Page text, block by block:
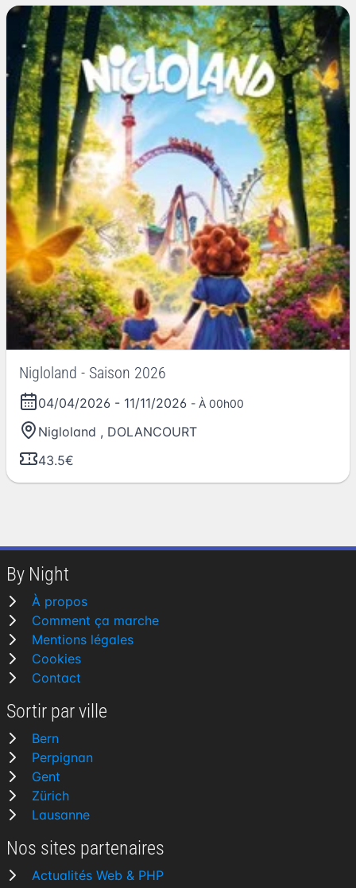
Nigloland - Saison 2026
04/04/2026 - 11/11/2026 - À 00h00
Nigloland , DOLANCOURT
43.5€
By Night
À propos
Comment ça marche
Mentions légales
Cookies
Contact
Sortir par ville
Bern
Perpignan
Gent
Zürich
Lausanne
Nos sites partenaires
Actualités Web & PHP